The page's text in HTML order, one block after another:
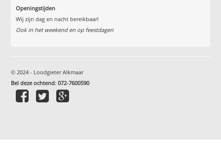
Openingstijden
Wij zijn dag en nacht bereikbaar!
Ook in het weekend en op feestdagen
© 2024 - Loodgieter Alkmaar
Bel deze ochtend:072-7600590